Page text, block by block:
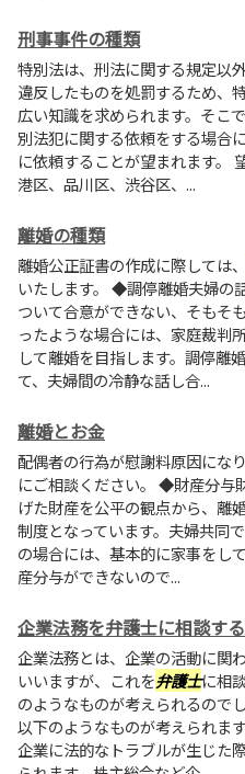
刑事事件の種類
特別法は、刑法に関する規定以
違反したものを処罰するため、
広い知識を求められます。そこ
別法犯に関する依頼をする場合
に依頼することが望まれます。
港区、品川区、渋谷区、...
離婚の種類
離婚公正証書の作成に際しては、
いたします。 ◆調停離婚夫婦の
ついて合意ができない、そもそ
ったような場合には、家庭裁判
して離婚を目指します。調停離
て、夫婦間の冷静な話し合...
離婚とお金
配偶者の行為が慰謝料原因にな
にご相談ください。 ◆財産分与
げた財産を公平の観点から、離
制度となっています。夫婦共同
の場合には、基本的に家事をし
産分与ができないので...
企業法務を弁護士に相談す
企業法務とは、企業の活動に関
いいますが、これを弁護士に相
のようなものが考えられるので
以下のようなものが考えられま
企業に法的なトラブルが生じた